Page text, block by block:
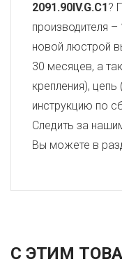
2091.90IV.G.C1?
производителя –
новой люстрой
30 месяцев, а
крепления),
инструкцию по
Следить за
Вы можете в
С ЭТИМ